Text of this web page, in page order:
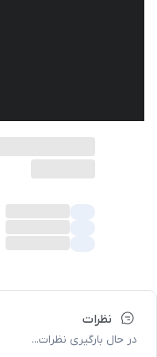
نظرات
در حال بارگیری نظرات...